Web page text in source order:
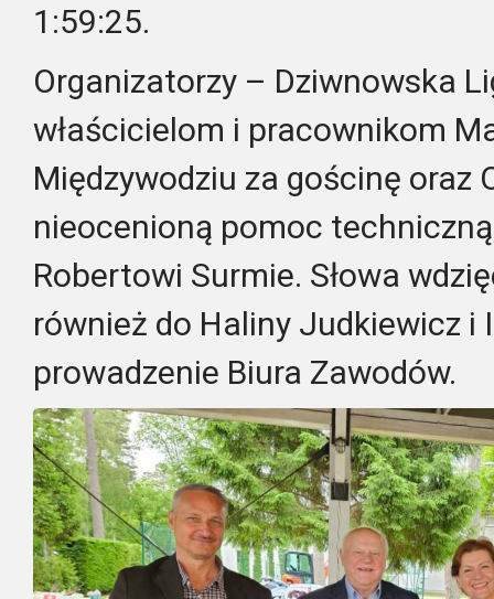
1:59:25.
Organizatorzy – Dziwnowska
właścicielom i pracownikom
Międzywodziu za gościnę oraz
nieocenioną pomoc
Robertowi Surmie. Słowa
również do Haliny Judkiewicz i
prowadzenie Biura Zawodów.